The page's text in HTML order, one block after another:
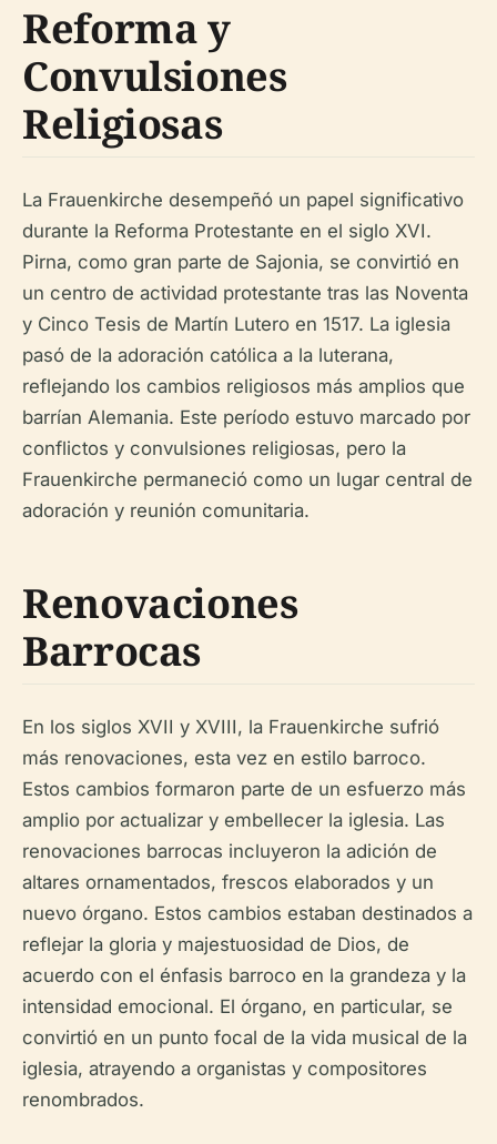
Reforma y
Convulsiones
Religiosas
La Frauenkirche desempeñó un papel significativo
durante la Reforma Protestante en el siglo XVI.
Pirna, como gran parte de Sajonia, se convirtió en
un centro de actividad protestante tras las Noventa
y Cinco Tesis de Martín Lutero en 1517. La iglesia
pasó de la adoración católica a la luterana,
reflejando los cambios religiosos más amplios que
barrían Alemania. Este período estuvo marcado por
conflictos y convulsiones religiosas, pero la
Frauenkirche permaneció como un lugar central de
adoración y reunión comunitaria.
Renovaciones
Barrocas
En los siglos XVII y XVIII, la Frauenkirche sufrió
más renovaciones, esta vez en estilo barroco.
Estos cambios formaron parte de un esfuerzo más
amplio por actualizar y embellecer la iglesia. Las
renovaciones barrocas incluyeron la adición de
altares ornamentados, frescos elaborados y un
nuevo órgano. Estos cambios estaban destinados a
reflejar la gloria y majestuosidad de Dios, de
acuerdo con el énfasis barroco en la grandeza y la
intensidad emocional. El órgano, en particular, se
convirtió en un punto focal de la vida musical de la
iglesia, atrayendo a organistas y compositores
renombrados.